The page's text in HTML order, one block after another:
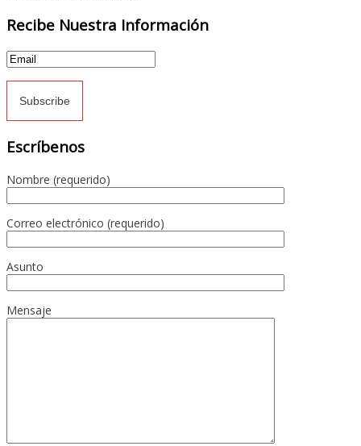
Recibe Nuestra Información
Escríbenos
Nombre (requerido)
Correo electrónico (requerido)
Asunto
Mensaje